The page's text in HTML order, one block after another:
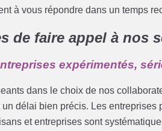
à vous répondre dans un temps
de faire appel à nos
expérimentés,
dans le choix de nos
délai bien précis. Les
et entreprises sont